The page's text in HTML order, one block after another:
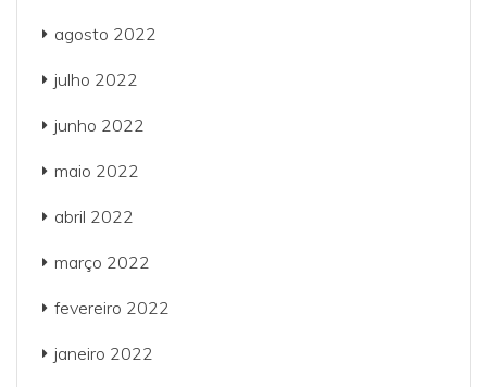
agosto 2022
julho 2022
junho 2022
maio 2022
abril 2022
março 2022
fevereiro 2022
janeiro 2022